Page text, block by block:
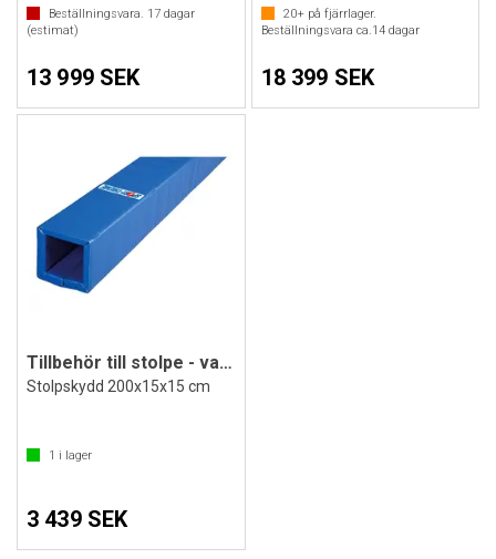
Beställningsvara. 17 dagar
(estimat)
13 999 SEK
20+på fjärrlager.
Beställningsvara ca.14dagar
18 399 SEK
Tillbehör till stolpe - vaddering
Stolpskydd 200x15x15 cm
1 i lager
3 439 SEK